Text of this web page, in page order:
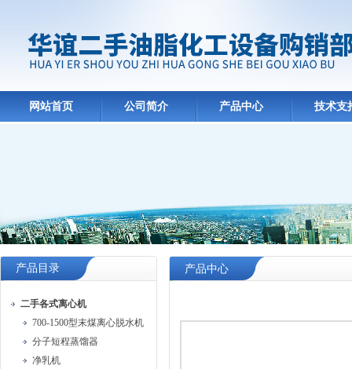
网站首页 公司简介 产品中心 技术支
产品目录
二手各式离心机
700-1500型末煤离心脱水机
分子短程蒸馏器
净乳机
产品中心